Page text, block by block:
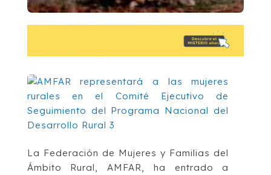
La Federación de Mujeres y Familias del
Ámbito Rural, AMFAR, ha entrado a